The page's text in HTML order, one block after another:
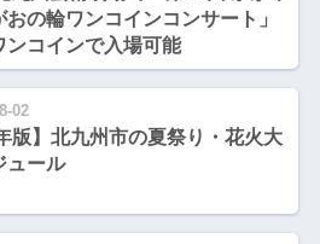
おの輪ワンコインコンサート」
コインで入場可能
02
版】北九州市の夏祭り・花火大
ュール